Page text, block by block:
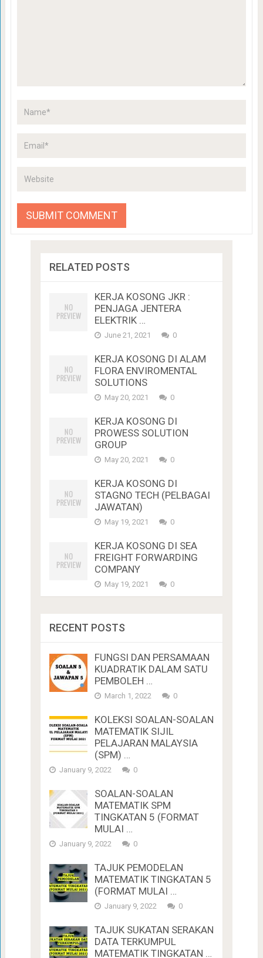
RELATED POSTS
KERJA KOSONG JKR :
PENJAGA JENTERA
ELEKTRIK …
June 21, 2021 0
KERJA KOSONG DI ALAM
FLORA ENVIROMENTAL
SOLUTIONS
May 20, 2021 0
KERJA KOSONG DI
PROWESS SOLUTION
GROUP
May 20, 2021 0
KERJA KOSONG DI
STAGNO TECH (PELBAGAI
JAWATAN)
May 19, 2021 0
KERJA KOSONG DI SEA
FREIGHT FORWARDING
COMPANY
May 19, 2021 0
RECENT POSTS
FUNGSI DAN PERSAMAAN
KUADRATIK DALAM SATU
PEMBOLEH …
March 1, 2022 0
KOLEKSI SOALAN-SOALAN
MATEMATIK SIJIL
PELAJARAN MALAYSIA
(SPM) …
January 9, 2022 0
SOALAN-SOALAN
MATEMATIK SPM
TINGKATAN 5 (FORMAT
MULAI …
January 9, 2022 0
TAJUK PEMODELAN
MATEMATIK TINGKATAN 5
(FORMAT MULAI …
January 9, 2022 0
TAJUK SUKATAN SERAKAN
DATA TERKUMPUL
MATEMATIK TINGKATAN …